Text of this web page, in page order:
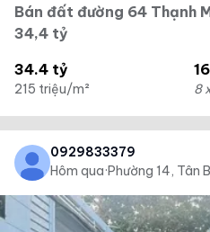
Bán đất đường 64 Thạnh
34,4 tỷ
34.4 tỷ
215 triệu/m² 8
0929833379
Hôm qua·Phường 14, Tân